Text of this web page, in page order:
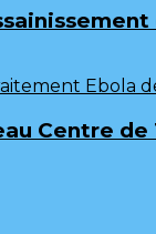
Centre